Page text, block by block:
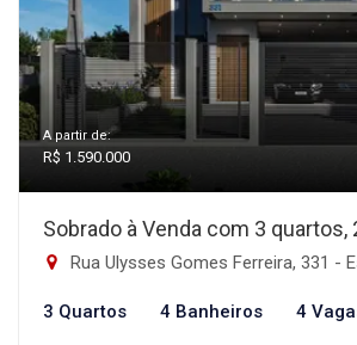
A partir de:
R$ 1.590.000
Sobrado à Venda com 3 quartos,
Rua Ulysses Gomes Ferreira, 331 - Estância
3 Quartos 4 Banheiros 4